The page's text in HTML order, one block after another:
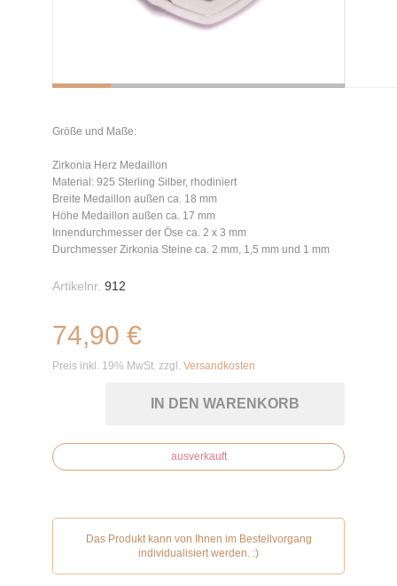
Größe und Maße:
Zirkonia Herz Medaillon
Material: 925 Sterling Silber, rhodiniert
Breite Medaillon außen ca. 18 mm
Höhe Medaillon außen ca. 17 mm
Innendurchmesser der Öse ca. 2 x 3 mm
Durchmesser Zirkonia Steine ca. 2 mm, 1,5 mm und 1 mm
Artikelnr. 912
74,90 €
Preis inkl. 19% MwSt. zzgl. Versandkosten
IN DEN WARENKORB
ausverkauft
Das Produkt kann von Ihnen im Bestellvorgang
individualisiert werden. :)